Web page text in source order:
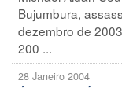
Bujumbura,
dezembro de
200 ...
28 Janeiro 2004